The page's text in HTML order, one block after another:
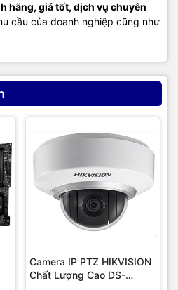
hãng, giá tốt, dịch vụ chuyên
cầu của doanh nghiệp cũng như
Camera IP PTZ HIKVISION
Chất Lượng Cao DS-